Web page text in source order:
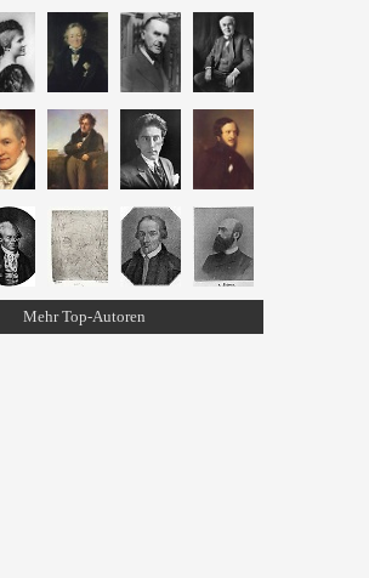
Mehr Top-Autoren